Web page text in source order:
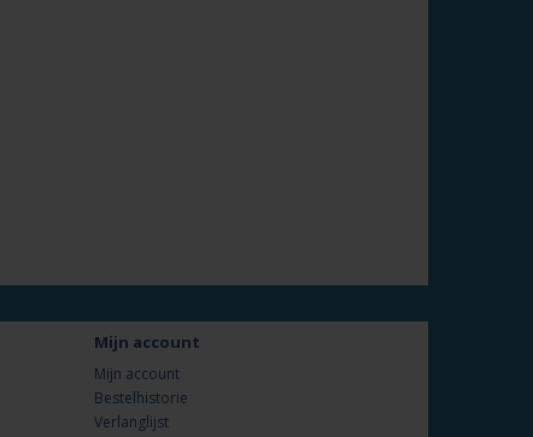
Mijn account
Mijn account
Bestelhistorie
Verlanglijst